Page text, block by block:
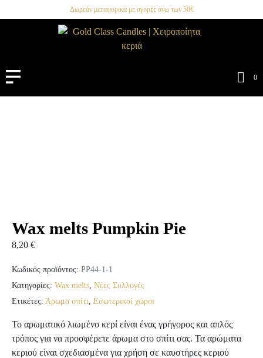
Δωρεάν μεταφορικά με αγορές άνω των 50€
0
Wax melts Pumpkin Pie
8,20 €
Κωδικός προϊόντος: PP44-1-1
Κατηγορίες: Wax melts, Νέες Συλλογές
Ετικέτες: Άρωμα σπίτι, Εσωτερικοί χώροι
Το αρωματικό λιωμένο κερί είναι ένας γρήγορος και απλός
τρόπος για να προσφέρετε άρωμα στο σπίτι σας. Τα αρώματα
κεριού είναι σχεδιασμένα για χρήση σε καυστήρες κεριού